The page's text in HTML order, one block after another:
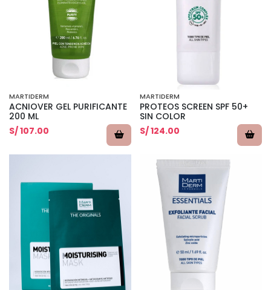
MARTIDERM
ACNIOVER GEL PURIFICANTE
200 ML
S/ 107.00
MARTIDERM
PROTEOS SCREEN SPF 50+
SIN COLOR
S/ 124.00